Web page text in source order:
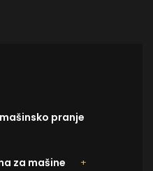
pranje
za mašine